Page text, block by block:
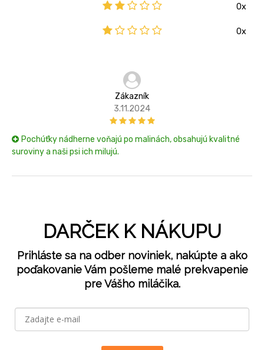
0x
0x
Zákazník
3.11.2024
Pochúťky nádherne voňajú po malinách, obsahujú kvalitné
suroviny a naši psi ich milujú.
DARČEK K NÁKUPU
Prihláste sa na odber noviniek, nakúpte a ako
poďakovanie Vám pošleme malé prekvapenie
pre Vášho miláčika.